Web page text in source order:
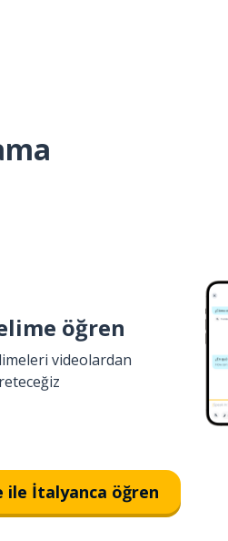
öğren
videolardan
ile İtalyanca öğren